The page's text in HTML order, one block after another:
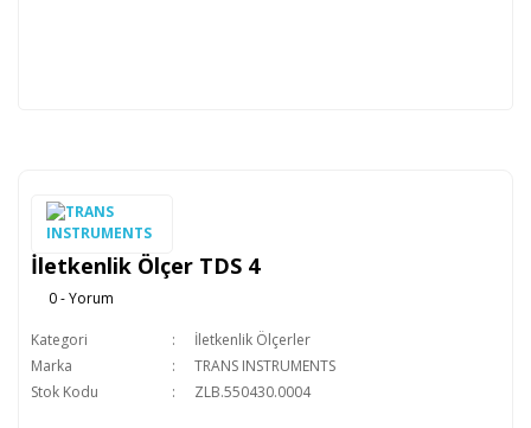
İletkenlik Ölçer TDS 4
0 - Yorum
Kategori
İletkenlik Ölçerler
Marka
TRANS INSTRUMENTS
Stok Kodu
ZLB.550430.0004